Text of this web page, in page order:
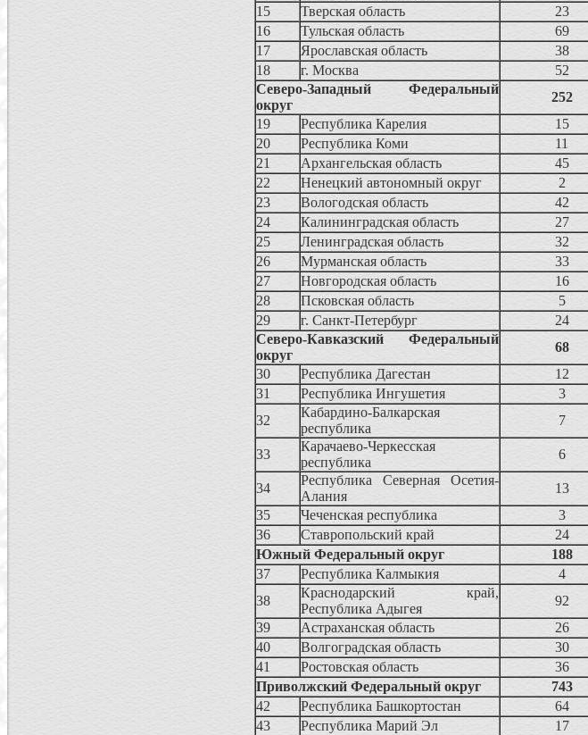
15
Тверская область 23
16
Тульская область 69
17
Ярославская область 38
18
г. Москва 52
Северо-Западный Федеральный
округ
252
19
Республика Карелия 15
20
Республика Коми 11
21
Архангельская область 45
22
Ненецкий автономный округ 2
23
Вологодская область 42
24
Калининградская область 27
25
Ленинградская область 32
26
Мурманская область 33
27
Новгородская область 16
28
Псковская область 5
29
г. Санкт-Петербург 24
Северо-Кавказский Федеральный
округ
68
30
Республика Дагестан 12
31
Республика Ингушетия 3
32
Кабардино-Балкарская
республика
7
33
Карачаево-Черкесская
республика
6
34
Республика Северная Осетия-
Алания
13
35
Чеченская республика 3
36
Ставропольский край 24
Южный Федеральный округ
188
37
Республика Калмыкия 4
38
Краснодарский край,
Республика Адыгея
92
39
Астраханская область 26
40
Волгоградская область 30
41
Ростовская область 36
Приволжский Федеральный округ
743
42
Республика Башкортостан 64
43
Республика Марий Эл 17